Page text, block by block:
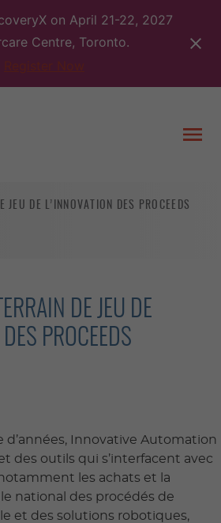
on April 21-22, 2027
Centre, Toronto.
JEU DE L’INNOVATION DES PROCEEDS
DE JEU DE
PROCEEDS
d’années, Innovative Automation
des outils qui s’interfacent avec
les achats et la
national des procédés de
et des solutions robotiques,